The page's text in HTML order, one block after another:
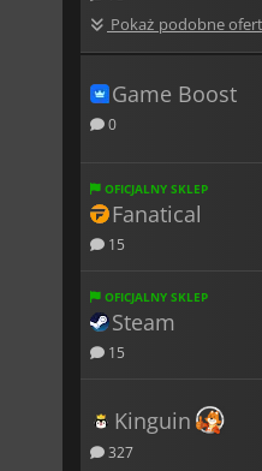
Pokaż podobne
Game Boost
0
OFICJALNY SKLEP
Fanatical
15
OFICJALNY SKLEP
Steam
15
Kinguin
327